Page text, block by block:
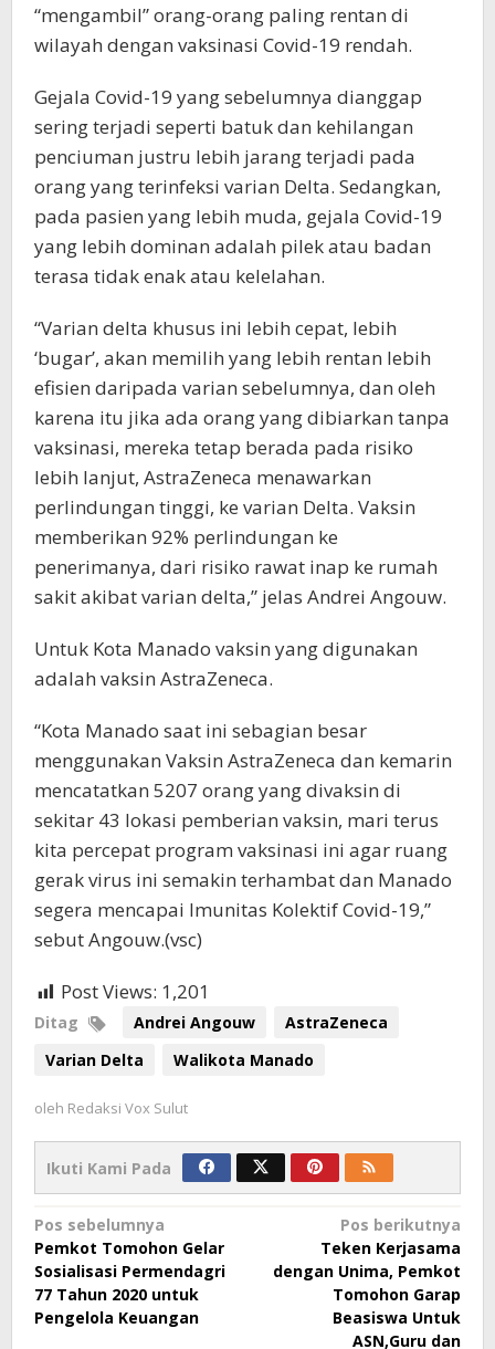
“mengambil” orang-orang paling rentan di
wilayah dengan vaksinasi Covid-19 rendah.
Gejala Covid-19 yang sebelumnya dianggap
sering terjadi seperti batuk dan kehilangan
penciuman justru lebih jarang terjadi pada
orang yang terinfeksi varian Delta. Sedangkan,
pada pasien yang lebih muda, gejala Covid-19
yang lebih dominan adalah pilek atau badan
terasa tidak enak atau kelelahan.
“Varian delta khusus ini lebih cepat, lebih
‘bugar’, akan memilih yang lebih rentan lebih
efisien daripada varian sebelumnya, dan oleh
karena itu jika ada orang yang dibiarkan tanpa
vaksinasi, mereka tetap berada pada risiko
lebih lanjut, AstraZeneca menawarkan
perlindungan tinggi, ke varian Delta. Vaksin
memberikan 92% perlindungan ke
penerimanya, dari risiko rawat inap ke rumah
sakit akibat varian delta,” jelas Andrei Angouw.
Untuk Kota Manado vaksin yang digunakan
adalah vaksin AstraZeneca.
“Kota Manado saat ini sebagian besar
menggunakan Vaksin AstraZeneca dan kemarin
mencatatkan 5207 orang yang divaksin di
sekitar 43 lokasi pemberian vaksin, mari terus
kita percepat program vaksinasi ini agar ruang
gerak virus ini semakin terhambat dan Manado
segera mencapai Imunitas Kolektif Covid-19,”
sebut Angouw.(vsc)
Post Views: 1,201
Ditag Andrei Angouw
AstraZeneca
Varian Delta
Walikota Manado
oleh Redaksi Vox Sulut
Ikuti Kami Pada
Navigasi
pos
Pos sebelumnya
Pemkot Tomohon Gelar
Sosialisasi Permendagri
77 Tahun 2020 untuk
Pengelola Keuangan
Pos berikutnya
Teken Kerjasama
dengan Unima, Pemkot
Tomohon Garap
Beasiswa Untuk
ASN,Guru dan